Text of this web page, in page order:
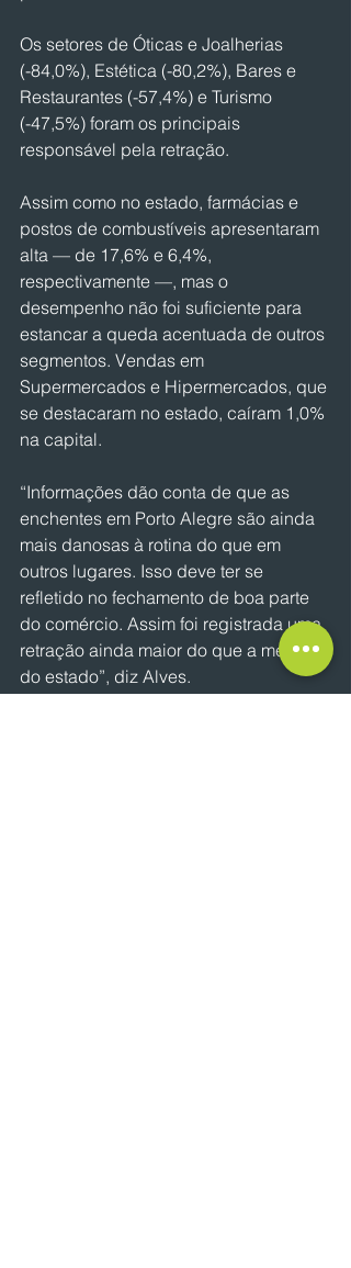
Os setores de Óticas e Joalherias
(-84,0%), Estética (-80,2%), Bares e
Restaurantes (-57,4%) e Turismo
(-47,5%) foram os principais
responsável pela retração.
Assim como no estado, farmácias e
postos de combustíveis apresentaram
alta — de 17,6% e 6,4%,
respectivamente —, mas o
desempenho não foi suficiente para
estancar a queda acentuada de outros
segmentos. Vendas em
Supermercados e Hipermercados, que
se destacaram no estado, caíram 1,0%
na capital.
“Informações dão conta de que as
enchentes em Porto Alegre são ainda
mais danosas à rotina do que em
outros lugares. Isso deve ter se
refletido no fechamento de boa parte
do comércio. Assim foi registrada uma
retração ainda maior do que a média
do estado”, diz Alves.